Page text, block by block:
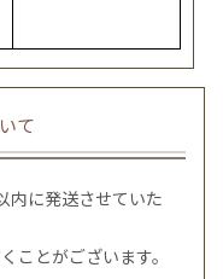
て
内に発送させていた
ことがございます。